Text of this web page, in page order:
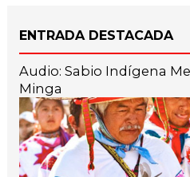
ENTRADA DESTACADA
Audio: Sabio Indígena
Minga